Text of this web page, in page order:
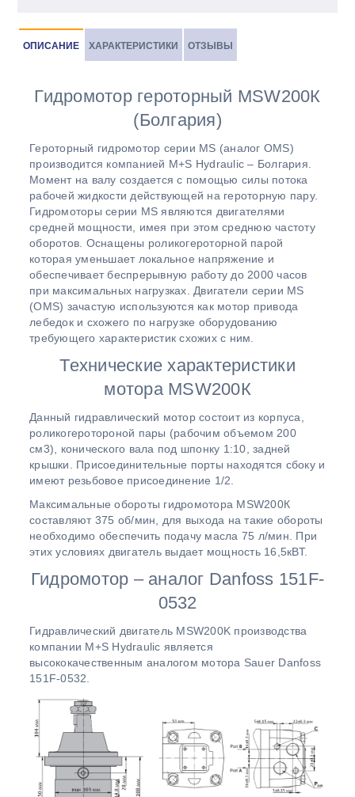
ОПИСАНИЕ ХАРАКТЕРИСТИКИ ОТЗЫВЫ
Гидромотор героторный МSW200К
(Болгария)
Героторный гидромотор серии МS (аналог OMS)
производится компанией M+S Hydraulic – Болгария.
Момент на валу создается с помощью силы потока
рабочей жидкости действующей на героторную пару.
Гидромоторы серии MS являются двигателями
средней мощности, имея при этом среднюю частоту
оборотов. Оснащены роликогероторной парой
которая уменьшает локальное напряжение и
обеспечивает беспрерывную работу до 2000 часов
при максимальных нагрузках. Двигатели серии MS
(ОМS) зачастую используются как мотор привода
лебедок и схожего по нагрузке оборудованию
требующего характеристик схожих с ним.
Технические характеристики
мотора МSW200К
Данный гидравлический мотор состоит из корпуса,
роликогеротороной пары (рабочим объемом 200
см3), конического вала под шпонку 1:10, задней
крышки. Присоединительные порты находятся сбоку и
имеют резьбовое присоединение 1/2.
Максимальные обороты гидромотора МSW200К
составляют 375 об/мин, для выхода на такие обороты
необходимо обеспечить подачу масла 75 л/мин. При
этих условиях двигатель выдает мощность 16,5кВТ.
Гидромотор – аналог Danfoss 151F-
0532
Гидравлический двигатель МSW200K производства
компании M+S Hydraulic является
высококачественным аналогом мотора Sauer Danfoss
151F-0532.